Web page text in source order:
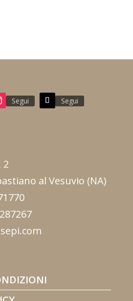
Segui Segui
2
al Vesuvio (NA)